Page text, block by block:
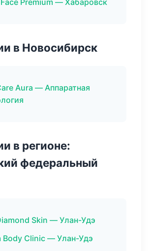
Premium — Хабаровск
в Новосибирск
Aura — Аппаратная
в регионе:
федеральный
Skin — Улан-Удэ
Body Clinic — Улан-Удэ